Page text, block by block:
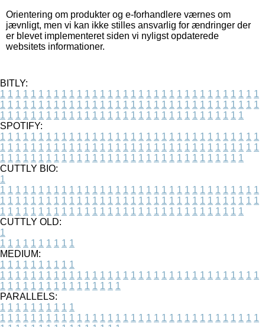
Orientering om produkter og e-forhandlere værnes om
jævnligt, men vi kan ikke stilles ansvarlig for ændringer der
er blevet implementeret siden vi nyligst opdaterede
websitets informationer.
BITLY:
1 1 1 1 1 1 1 1 1 1 1 1 1 1 1 1 1 1 1 1 1 1 1 1 1 1 1 1 1 1 1 1 1 1
1 1 1 1 1 1 1 1 1 1 1 1 1 1 1 1 1 1 1 1 1 1 1 1 1 1 1 1 1 1 1 1 1 1
1 1 1 1 1 1 1 1 1 1 1 1 1 1 1 1 1 1 1 1 1 1 1 1 1 1 1 1 1 1 1 1
SPOTIFY:
1 1 1 1 1 1 1 1 1 1 1 1 1 1 1 1 1 1 1 1 1 1 1 1 1 1 1 1 1 1 1 1 1 1
1 1 1 1 1 1 1 1 1 1 1 1 1 1 1 1 1 1 1 1 1 1 1 1 1 1 1 1 1 1 1 1 1 1
1 1 1 1 1 1 1 1 1 1 1 1 1 1 1 1 1 1 1 1 1 1 1 1 1 1 1 1 1 1 1 1
CUTTLY BIO:
1
1 1 1 1 1 1 1 1 1 1 1 1 1 1 1 1 1 1 1 1 1 1 1 1 1 1 1 1 1 1 1 1 1 1
1 1 1 1 1 1 1 1 1 1 1 1 1 1 1 1 1 1 1 1 1 1 1 1 1 1 1 1 1 1 1 1 1 1
1 1 1 1 1 1 1 1 1 1 1 1 1 1 1 1 1 1 1 1 1 1 1 1 1 1 1 1 1 1 1 1
CUTTLY OLD:
1
1 1 1 1 1 1 1 1 1 1
MEDIUM:
1 1 1 1 1 1 1 1 1 1
1 1 1 1 1 1 1 1 1 1 1 1 1 1 1 1 1 1 1 1 1 1 1 1 1 1 1 1 1 1 1 1 1 1
1 1 1 1 1 1 1 1 1 1 1 1 1 1 1 1
PARALLELS:
1 1 1 1 1 1 1 1 1 1
1 1 1 1 1 1 1 1 1 1 1 1 1 1 1 1 1 1 1 1 1 1 1 1 1 1 1 1 1 1 1 1 1 1